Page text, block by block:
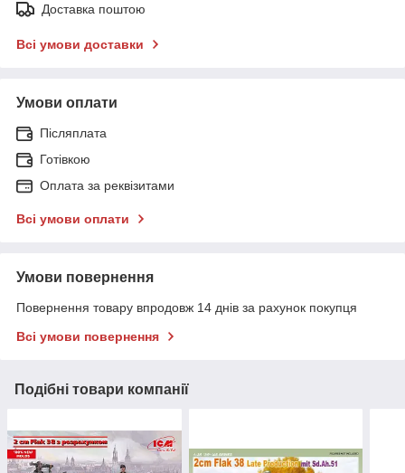
Доставка поштою
Всі умови доставки
Умови оплати
Післяплата
Готівкою
Оплата за реквізитами
Всі умови оплати
Умови повернення
Повернення товару впродовж 14 днів за рахунок покупця
Всі умови повернення
Подібні товари компанії